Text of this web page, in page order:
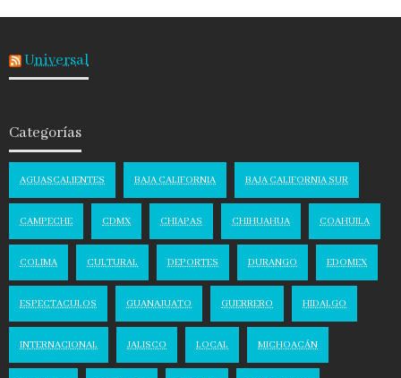
Universal
Categorías
AGUASCALIENTES BAJA CALIFORNIA BAJA CALIFORNIA SUR
CAMPECHE CDMX CHIAPAS CHIHUAHUA COAHUILA
COLIMA CULTURAL DEPORTES DURANGO EDOMEX
ESPECTACULOS GUANAJUATO GUERRERO HIDALGO
INTERNACIONAL JALISCO LOCAL MICHOACÁN